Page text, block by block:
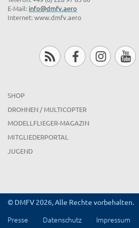
E-Mail: info@dmfv.aero
Internet: www.dmfv.aero
SHOP
DROHNEN / MULTICOPTER
MODELLFLIEGER-MAGAZIN
MITGLIEDERPORTAL
JUGEND
© DMFV 2026, Alle Rechte vorbehalten.
Presse Datenschutz Impressum